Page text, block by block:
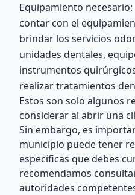
Equipamiento
contar con el
brindar los servicios
unidades dentales,
instrumentos
realizar tratamientos
Estos son solo algunos
considerar al abrir una
Sin embargo, es
municipio puede tener
específicas que debes
recomendamos
autoridades